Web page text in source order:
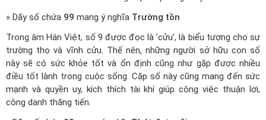
» Dãy số chứa 99 mang ý nghĩa Trường tồn
Trong âm Hán Việt, số 9 được đọc là 'cửu', là biểu tượng cho sự
trường thọ và vĩnh cửu. Thế nên, những người sở hữu con số
này sẽ có sức khỏe tốt và ổn định cũng như gặp được nhiều
điều tốt lành trong cuộc sống. Cặp số này cũng mang đến sức
mạnh và quyền uy, kích thích tài khí giúp công việc thuận lợi,
công danh thăng tiến.